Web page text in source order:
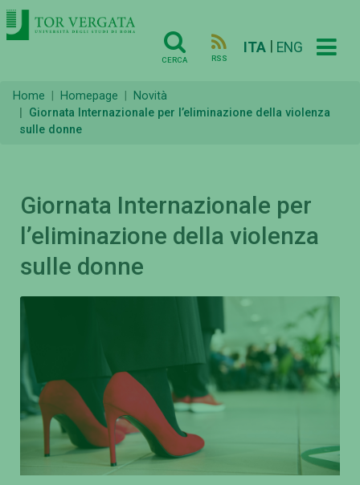
CERCA RSS
ITA ENG
Home Homepage
Novità
Giornata Internazionale per l’eliminazione della violenza
sulle donne
Giornata Internazionale per
l’eliminazione della violenza
sulle donne